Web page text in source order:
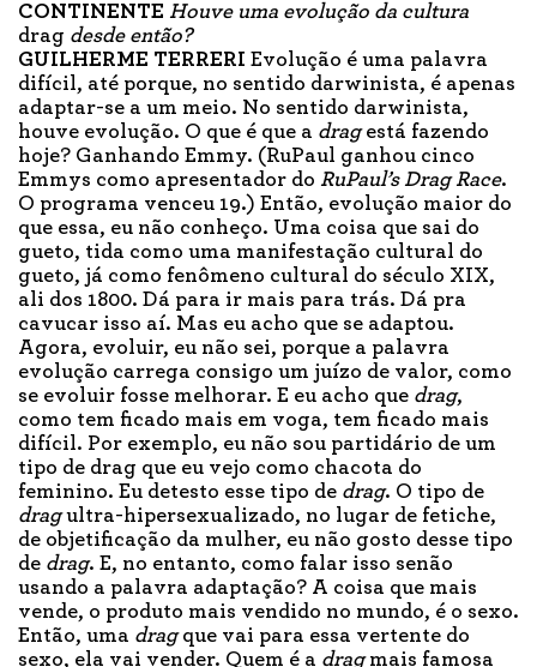
CONTINENTE Houve uma evolução da cultura
drag desde então?
GUILHERME TERRERI Evolução é uma palavra
difícil, até porque, no sentido darwinista, é apenas
adaptar-se a um meio. No sentido darwinista,
houve evolução. O que é que a dragestá fazendo
hoje? Ganhando Emmy. (RuPaul ganhou cinco
Emmys como apresentador do RuPaul’s Drag Race.
O programa venceu 19.) Então, evolução maior do
que essa, eu não conheço. Uma coisa que sai do
gueto, tida como uma manifestação cultural do
gueto, já como fenômeno cultural do século XIX,
ali dos 1800. Dá para ir mais para trás. Dá pra
cavucar isso aí. Mas eu acho que se adaptou.
Agora, evoluir, eu não sei, porque a palavra
evolução carrega consigo um juízo de valor, como
se evoluir fosse melhorar. E eu acho que drag,
como tem ficado mais em voga, tem ficado mais
difícil. Por exemplo, eu não sou partidário de um
tipo de drag que eu vejo como chacota do
feminino. Eu detesto esse tipo de drag. O tipo de
dragultra-hipersexualizado, no lugar de fetiche,
de objetificação da mulher, eu não gosto desse tipo
de drag. E, no entanto, como falar isso senão
usando a palavra adaptação? A coisa que mais
vende, o produto mais vendido no mundo, é o sexo.
Então, uma dragque vai para essa vertente do
sexo, ela vai vender. Quem é a dragmais famosa